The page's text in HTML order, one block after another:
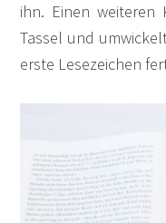
ihn. Einen
Tassel und
erste Lesezeichen